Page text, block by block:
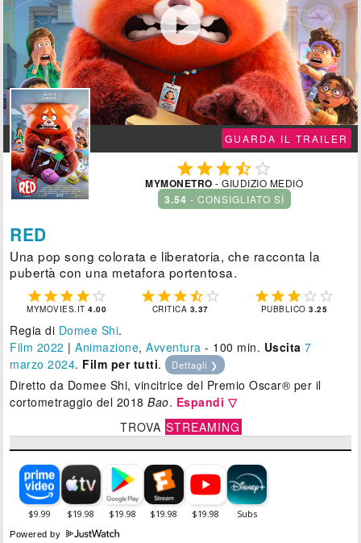

GUARDA IL TRAILER
 
MYMONETRO - GIUDIZIO MEDIO
3.54 - CONSIGLIATO SÌ
RED
Una pop song colorata e liberatoria, che racconta la
pubertà con una metafora portentosa.
    
MYMOVIES.IT4.00
    
CRITICA 3.37
    
PUBBLICO3.25
Regia di Domee Shi.
Film 2022 |Animazione,Avventura - 100 min. Uscita 7
marzo 2024. Film per tutti. Dettagli ❯
Diretto da Domee Shi, vincitrice del Premio Oscar® per il
cortometraggio del 2018Bao. Espandi ▽
TROVA STREAMING
Powered by